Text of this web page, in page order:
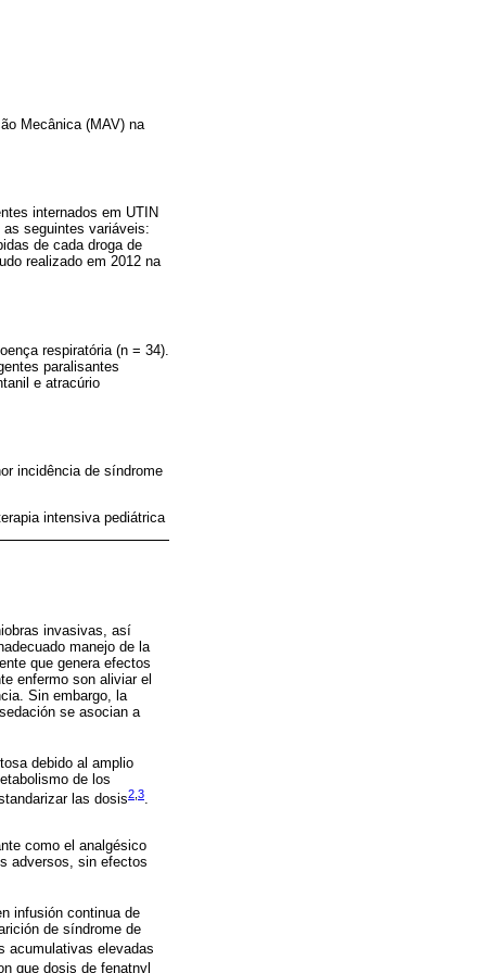
Mecânica (MAV) na
internados em UTIN
seguintes variáveis:
de cada droga de
realizado em 2012 na
respiratória (n = 34).
paralisantes
e atracúrio
incidência de síndrome
intensiva pediátrica
invasivas, así
manejo de la
que genera efectos
enfermo son aliviar el
Sin embargo, la
se asocian a
debido al amplio
de los
las dosis2 3
como el analgésico
adversos, sin efectos
infusión continua de
de síndrome de
acumulativas elevadas
que dosis de fenatnyl